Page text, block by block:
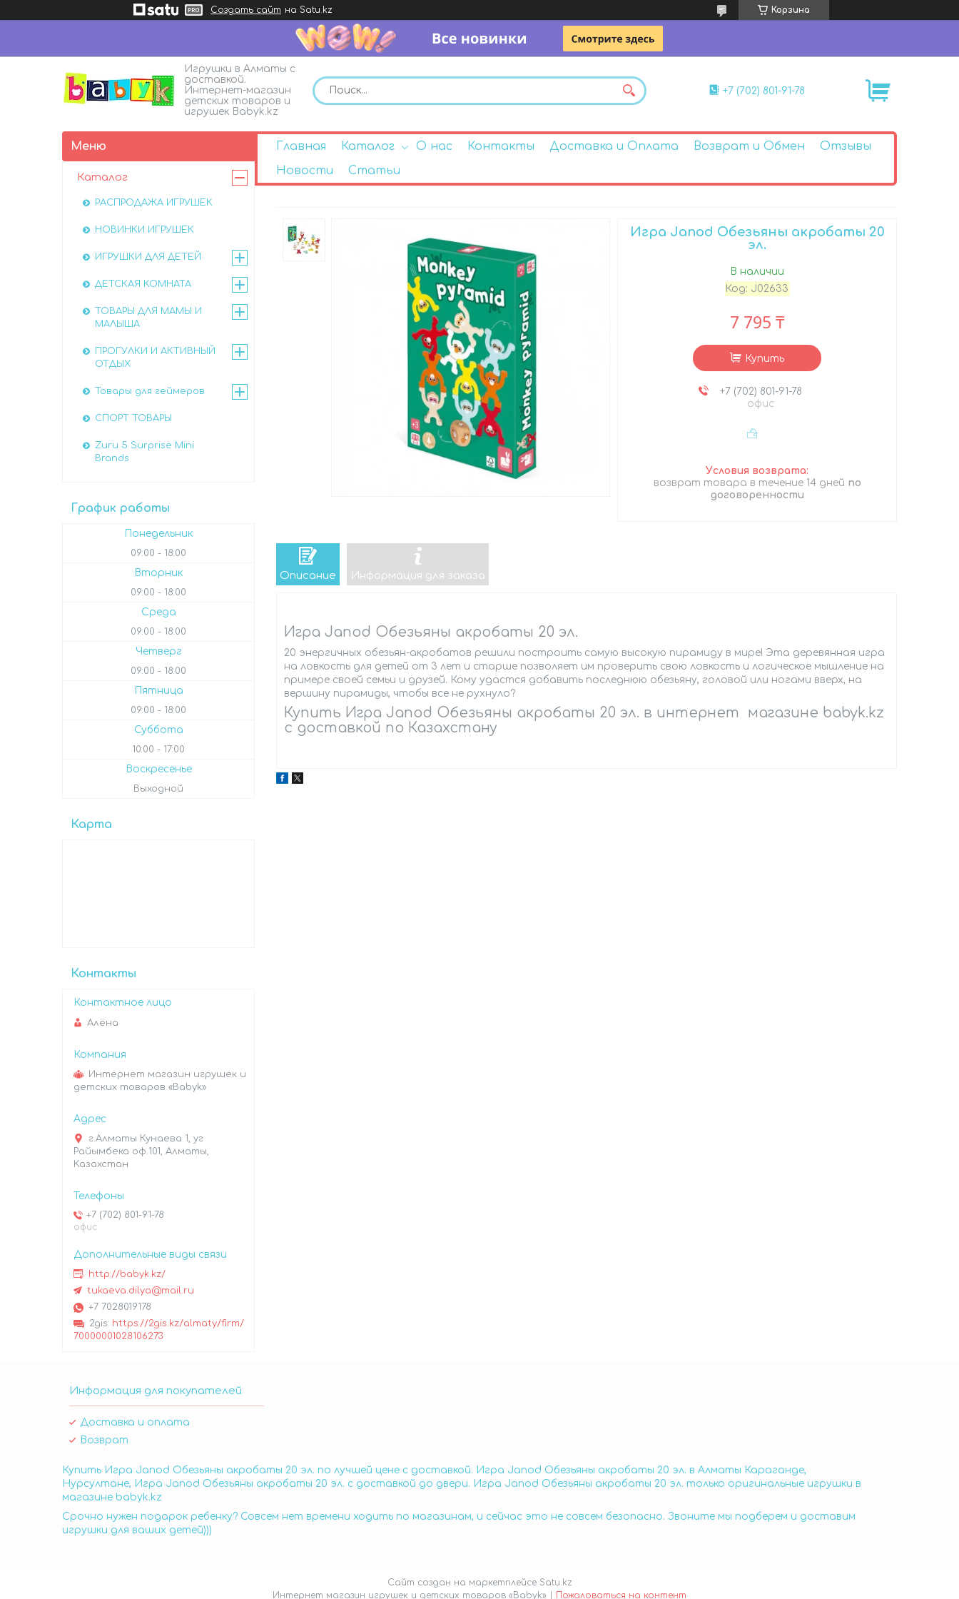
Создать сайт на Satu.kz Корзина
Игрушки в Алматы с
доставкой.
Интернет-магазин
детских товаров и
игрушек Babyk.kz
+7 (702) 801-91-78
Главная Каталог О нас Контакты Доставка и Оплата Возврат и Обмен
Отзывы
Новости
Статьи
Игра Janod Обезьяны акробаты 20
эл.
В наличии
Код: J02633
7 795 ₸
Купить
+7 (702) 801-91-78
офис
возврат товара в течение 14 дней по
договоренности
Описание Информация для заказа
Игра Janod Обезьяны акробаты 20 эл.
20 энергичных обезьян-акробатов решили построить самую высокую пирамиду в мире! Эта деревянная игра
на ловкость для детей от 3 лет и старше позволяет им проверить свою ловкость и логическое мышление на
примере своей семьи и друзей. Кому удастся добавить последнюю обезьяну, головой или ногами вверх, на
вершину пирамиды, чтобы все не рухнуло?
Купить Игра Janod Обезьяны акробаты 20 эл. в интернет магазине babyk.kz
с доставкой по Казахстану
Каталог
РАСПРОДАЖА ИГРУШЕК
НОВИНКИ ИГРУШЕК
ИГРУШКИ ДЛЯ ДЕТЕЙ
ДЕТСКАЯ КОМНАТА
ТОВАРЫ ДЛЯ МАМЫ И
МАЛЫША
ПРОГУЛКИ И АКТИВНЫЙ
ОТДЫХ
Товары для геймеров
СПОРТ ТОВАРЫ
Zuru 5 Surprise Mini
Brands
График работы
Понедельник
09:00 18:00
Вторник
09:00 18:00
Среда
09:00 18:00
Четверг
09:00 18:00
Пятница
09:00 18:00
Суббота
10:00 17:00
Воскресенье
Выходной
Карта
Контакты
Алёна
Интернет магазин игрушек и
детских товаров «Babyk»
г.Алматы Кунаева 1, уг
Райымбека оф.101, Алматы,
Казахстан
+7 (702) 801-91-78
офис
http://babyk.kz/
tukaeva.dilya@mail.ru
+7 7028019178
2gis https://2gis.kz/almaty/firm/
70000001028106273
Информация для покупателей
Доставка и оплата
Возврат
Купить Игра Janod Обезьяны акробаты 20 эл. по лучшей цене с доставкой. Игра Janod Обезьяны акробаты 20 эл. в Алматы Караганде,
Нурсултане, Игра Janod Обезьяны акробаты 20 эл. с доставкой до двери. Игра Janod Обезьяны акробаты 20 эл. только оригинальные игрушки в
магазине babyk.kz
Срочно нужен подарок ребенку? Совсем нет времени ходить по магазинам, и сейчас это не совсем безопасно. Звоните мы подберем и доставим
игрушки для ваших детей)))
Сайт создан на маркетплейсе Satu.kz
Пожаловаться на контент